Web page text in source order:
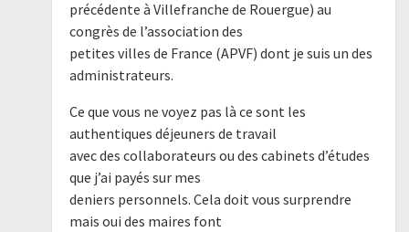
précédente à Villefranche de Rouergue) au
congrès de l’association des
petites villes de France (APVF) dont je suis un des
administrateurs.
Ce que vous ne voyez pas là ce sont les
authentiques déjeuners de travail
avec des collaborateurs ou des cabinets d’études
que j’ai payés sur mes
deniers personnels. Cela doit vous surprendre
mais oui des maires font